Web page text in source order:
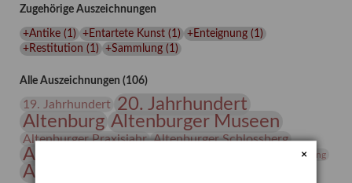
des
Lindenau-
Museums
Zugehörige Auszeichnungen
+Antike(1 ) +Entartete Kunst(1 ) +Enteignung(1 )
+Restitution (1 ) +Sammlung(1 )
Alle Auszeichnungen (106)
19. Jahrhundert 20. Jahrhundert
Altenburg Altenburger Museen
Altenburger Praxisjahr Altenburger Schlossberg
Antike Asta Gröting
Ausstellung
×